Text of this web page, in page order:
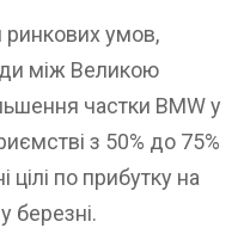
умов,
між Великою
частки BMW у
з 50% до 75%
по прибутку на
березні.